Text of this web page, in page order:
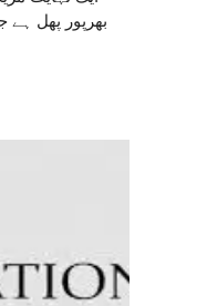
بھرپور پھل ہے